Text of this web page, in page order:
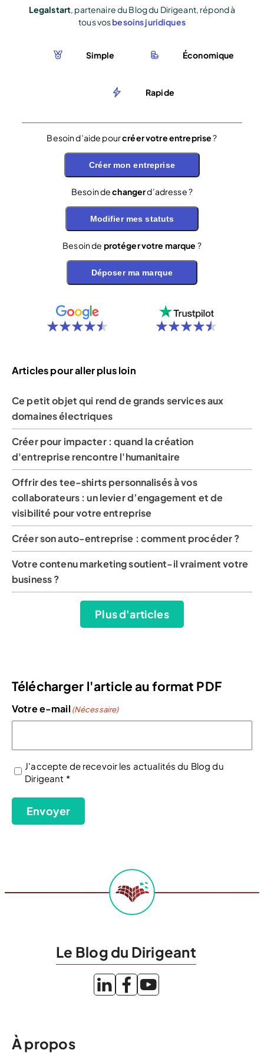
Legalstart , partenaire du Blog du Dirigeant, répond à
tous vosbesoins juridiques
Simple Économique
Rapide
Besoin d’aide pourcréer votre entreprise?
Créer mon entreprise
Besoin dechangerd’adresse ?
Modifier mes statuts
Besoin de protéger votre marque ?
Déposer ma marque
Articles pour aller plus loin
Ce petit objet qui rend de grands services aux
domaines électriques
Créer pour impacter : quand la création
d'entreprise rencontre l'humanitaire
Offrir des tee-shirts personnalisés à vos
collaborateurs : un levier d’engagement et de
visibilité pour votre entreprise
Créer son auto-entreprise : comment procéder ?
Votre contenu marketing soutient-il vraiment votre
business ?
Plus d'articles
Télécharger l'article au format PDF
Votre e-mail (Nécessaire)
(Nécessaire)
J'accepte de recevoir les actualités du Blog du
Dirigeant *
Envoyer
Le Blog du Dirigeant
À propos